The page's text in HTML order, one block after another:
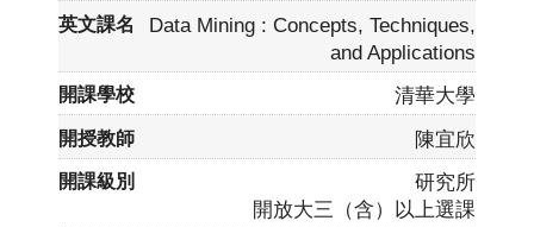
Data Mining : Concepts, Techniques,
and Applications
清華大學
陳宜欣
研究所
開放大三（含）以上選課